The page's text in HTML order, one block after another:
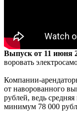
Выпуск от 11 июня
воровать
Компании-
от наворованного
рублей, ведь
минимум 78 000